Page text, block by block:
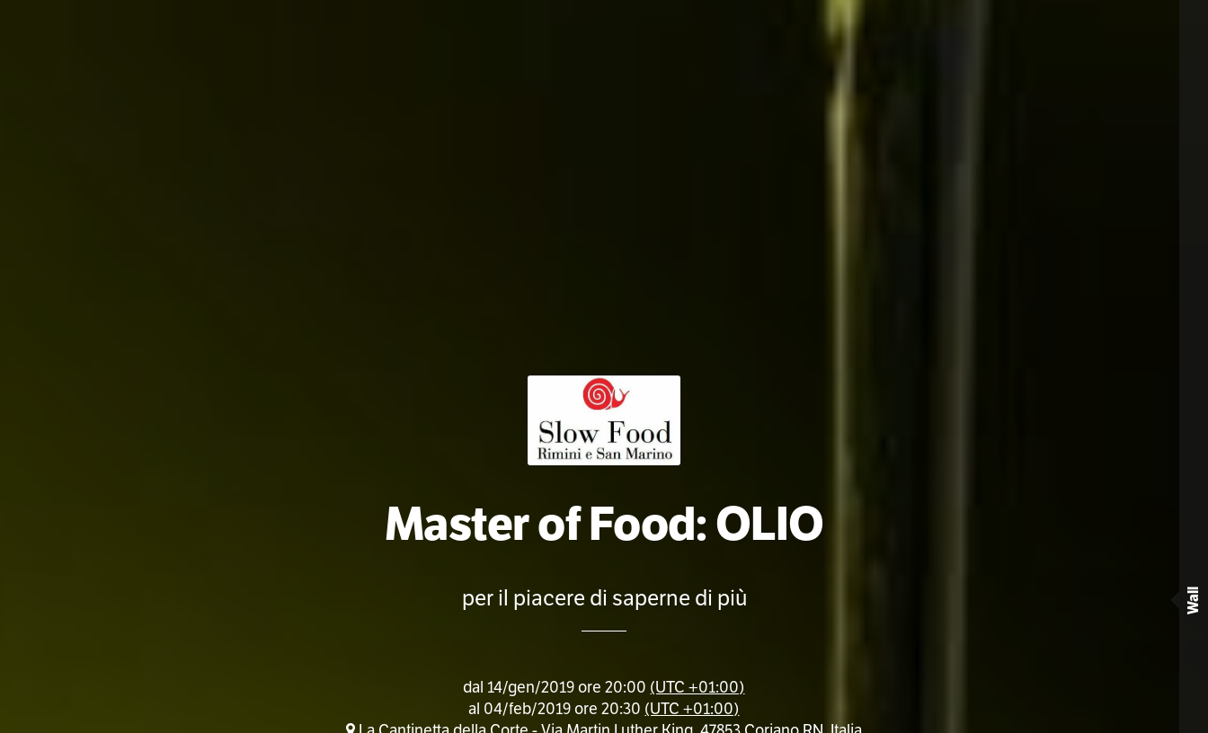
Master of Food: OLIO
per il piacere di saperne di più
dal 14/gen/2019 ore 20:00 (UTC +01:00)
al 04/feb/2019 ore 20:30 (UTC +01:00)
Wall